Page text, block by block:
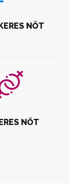
NŐT
NŐT